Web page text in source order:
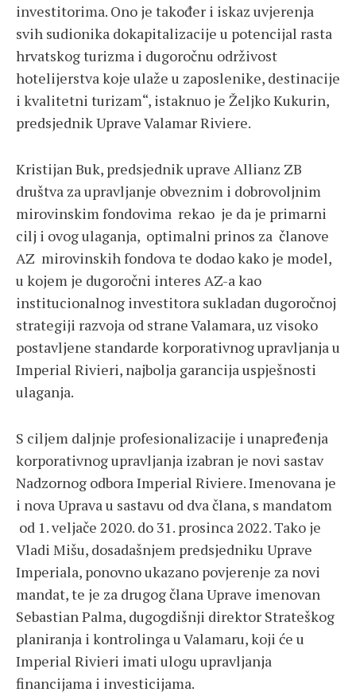
investitorima. Ono je također i iskaz uvjerenja
svih sudionika dokapitalizacije u potencijal rasta
hrvatskog turizma i dugoročnu održivost
hotelijerstva koje ulaže u zaposlenike, destinacije
i kvalitetni turizam“, istaknuo je Željko Kukurin,
predsjednik Uprave Valamar Riviere.
Kristijan Buk, predsjednik uprave Allianz ZB
društva za upravljanje obveznim i dobrovoljnim
mirovinskim fondovima rekao je da je primarni
cilj i ovog ulaganja, optimalni prinos za članove
AZ mirovinskih fondova te dodao kako je model,
u kojem je dugoročni interes AZ-a kao
institucionalnog investitora sukladan dugoročnoj
strategiji razvoja od strane Valamara, uz visoko
postavljene standarde korporativnog upravljanja u
Imperial Rivieri, najbolja garancija uspješnosti
ulaganja.
S ciljem daljnje profesionalizacije i unapređenja
korporativnog upravljanja izabran je novi sastav
Nadzornog odbora Imperial Riviere. Imenovana je
i nova Uprava u sastavu od dva člana, s mandatom
od 1. veljače 2020. do 31. prosinca 2022. Tako je
Vladi Mišu, dosadašnjem predsjedniku Uprave
Imperiala, ponovno ukazano povjerenje za novi
mandat, te je za drugog člana Uprave imenovan
Sebastian Palma, dugogdišnji direktor Strateškog
planiranja i kontrolinga u Valamaru, koji će u
Imperial Rivieri imati ulogu upravljanja
financijama i investicijama.